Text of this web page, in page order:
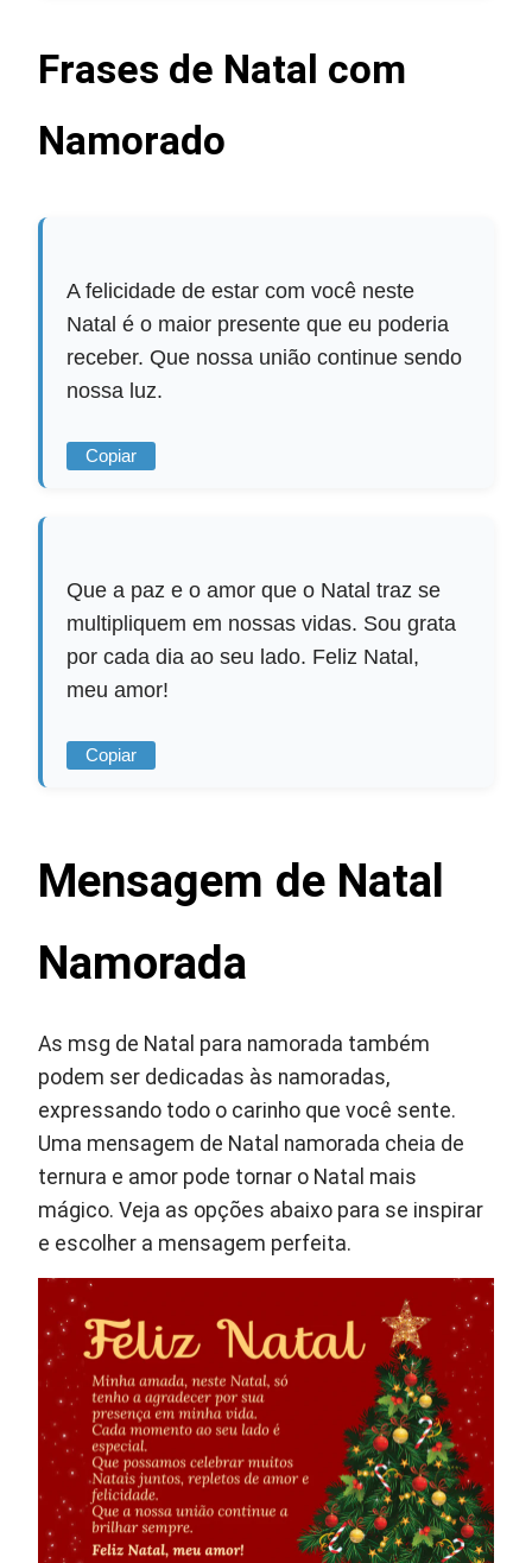
Frases de Natal com
Namorado
A felicidade de estar com você neste
Natal é o maior presente que eu poderia
receber. Que nossa união continue sendo
nossa luz.
Copiar
Que a paz e o amor que o Natal traz se
multipliquem em nossas vidas. Sou grata
por cada dia ao seu lado. Feliz Natal,
meu amor!
Copiar
Mensagem de Natal
Namorada
As msg de Natal para namorada também
podem ser dedicadas às namoradas,
expressando todo o carinho que você sente.
Uma mensagem de Natal namorada cheia de
ternura e amor pode tornar o Natal mais
mágico. Veja as opções abaixo para se inspirar
e escolher a mensagem perfeita.